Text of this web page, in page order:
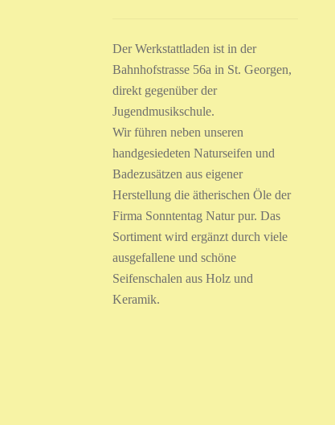
Der Werkstattladen ist in der
Bahnhofstrasse 56a in St. Georgen,
direkt gegenüber der
Jugendmusikschule.
Wir führen neben unseren
handgesiedeten Naturseifen und
Badezusätzen aus eigener
Herstellung die ätherischen Öle der
Firma Sonntentag Natur pur. Das
Sortiment wird ergänzt durch viele
ausgefallene und schöne
Seifenschalen aus Holz und
Keramik.